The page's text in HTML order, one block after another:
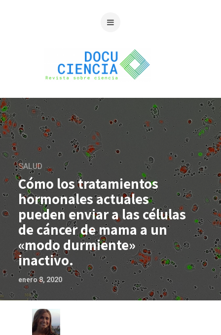
SALUD
Cómo los tratamientos
hormonales actuales
pueden enviar a las células
de cáncer de mama a un
«modo durmiente»
inactivo.
enero 8, 2020